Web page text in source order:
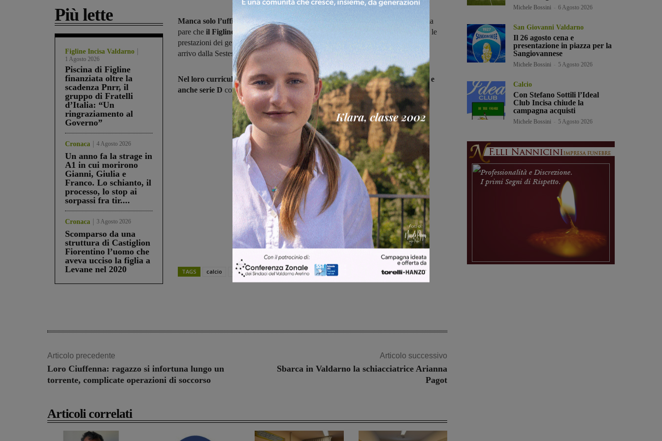
Più lette
Figline Incisa Valdarno
1 Agosto 2026
Piscina di Figline
finanziata oltre la
scadenza Pnrr, il
gruppo di Fratelli
d’Italia: “Un
ringraziamento al
Governo”
Cronaca 4 Agosto 2026
Un anno fa la strage in
A1 in cui morirono
Gianni, Giulia e
Franco. Lo schianto, il
processo, lo stop ai
sorpassi fra tir....
Cronaca 3 Agosto 2026
Scomparso da una
struttura di Castiglion
Fiorentino l’uomo che
aveva ucciso la figlia a
Levane nel 2020
Manca solo l’ufficialità che dovrebbe arrivare nel giro di un paio di giorni
ma
pare che il Figline
sia riuscito a battere una agguerrita concorrenza per assicurarsi le
prestazioni dei gemelliLorenzo e Giacomo Matteo,
difensori classe 1997 e in
arrivo dalla Sestese dove hanno giocato nelle ultime stagioni
Nel loro curriculum buona esperienza nelle file di Porta Romana inEccellenza e
anche serie D con la Rignanese.
TAGS calcio eccellenza
Articolo precedente
Loro Ciuffenna: ragazzo si infortuna lungo un
torrente, complicate operazioni di soccorso
Articolo successivo
Sbarca in Valdarno la schiacciatrice Arianna
Pagot
Articoli correlati
Michele Bossini 6 Agosto 2026
San Giovanni Valdarno
Il 26 agosto cena e
presentazione in piazza per la
Sangiovannese
Michele Bossini 5 Agosto 2026
Calcio
Con Stefano Sottili l’Ideal
Club Incisa chiude la
campagna acquisti
Michele Bossini 5 Agosto 2026